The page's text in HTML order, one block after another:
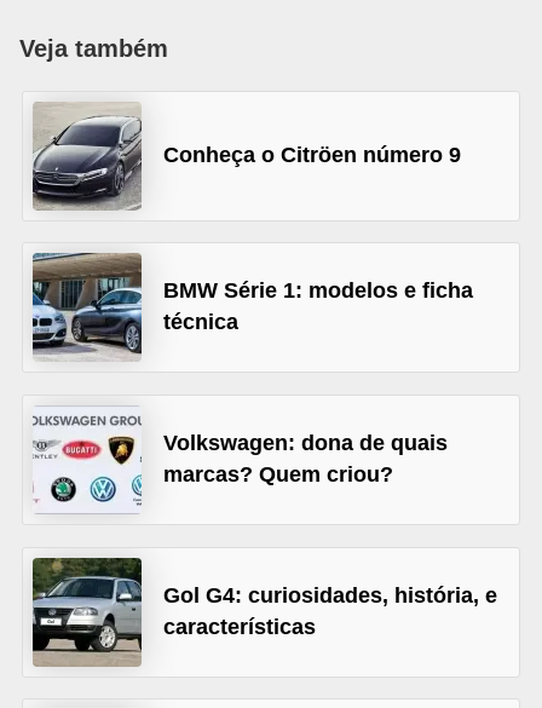
Veja também
Conheça o Citröen número 9
BMW Série 1: modelos e ficha
técnica
Volkswagen: dona de quais
marcas? Quem criou?
Gol G4: curiosidades, história, e
características
n
i
s
A
u
t
o
m
v
i
e
v
e